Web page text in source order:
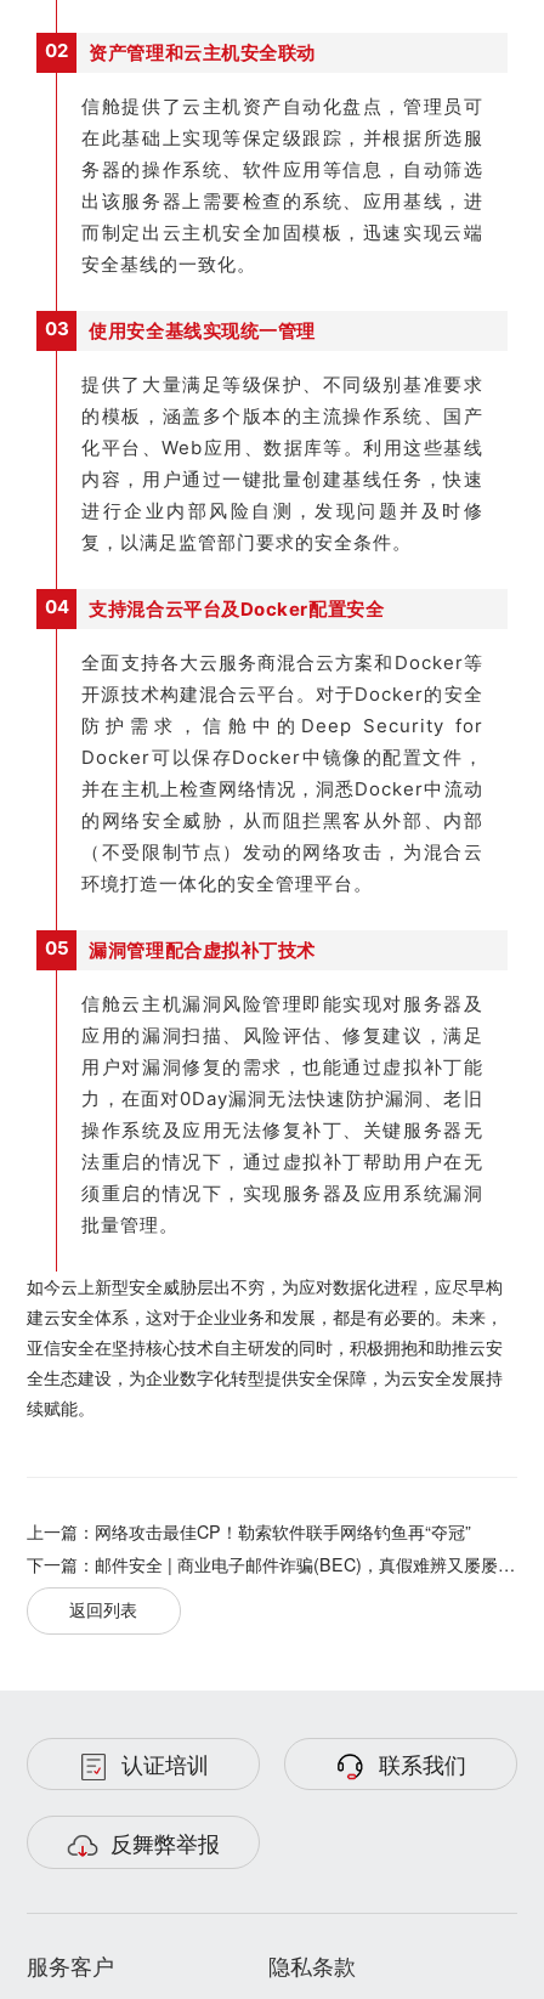
02 资产管理和云主机安全联动
信舱提供了云主机资产自动化盘点，管理员可
在此基础上实现等保定级跟踪，并根据所选服
务器的操作系统、软件应用等信息，自动筛选
出该服务器上需要检查的系统、应用基线，进
而制定出云主机安全加固模板，迅速实现云端
安全基线的一致化。
03 使用安全基线实现统一管理
提供了大量满足等级保护、不同级别基准要求
的模板，涵盖多个版本的主流操作系统、国产
化平台、Web应用、数据库等。利用这些基线
内容，用户通过一键批量创建基线任务，快速
进行企业内部风险自测，发现问题并及时修
复，以满足监管部门要求的安全条件。
04 支持混合云平台及Docker配置安全
全面支持各大云服务商混合云方案和Docker等
开源技术构建混合云平台。对于Docker的安全
防护需求，信舱中的Deep Security for
Docker可以保存Docker中镜像的配置文件，
并在主机上检查网络情况，洞悉Docker中流动
的网络安全威胁，从而阻拦黑客从外部、内部
（不受限制节点）发动的网络攻击，为混合云
环境打造一体化的安全管理平台。
05 漏洞管理配合虚拟补丁技术
信舱云主机漏洞风险管理即能实现对服务器及
应用的漏洞扫描、风险评估、修复建议，满足
用户对漏洞修复的需求，也能通过虚拟补丁能
力，在面对0Day漏洞无法快速防护漏洞、老旧
操作系统及应用无法修复补丁、关键服务器无
法重启的情况下，通过虚拟补丁帮助用户在无
须重启的情况下，实现服务器及应用系统漏洞
批量管理。
如今云上新型安全威胁层出不穷，为应对数据化进程，应尽早构
建云安全体系，这对于企业业务和发展，都是有必要的。未来，
亚信安全在坚持核心技术自主研发的同时，积极拥抱和助推云安
全生态建设，为企业数字化转型提供安全保障，为云安全发展持
续赋能。
上一篇： 网络攻击最佳CP！勒索软件联手网络钓鱼再“夺冠”
下一篇： 邮件安全 | 商业电子邮件诈骗(BEC)，真假难辨又屡屡得手？
返回列表
认证培训 联系我们
反舞弊举报
服务客户
隐私条款